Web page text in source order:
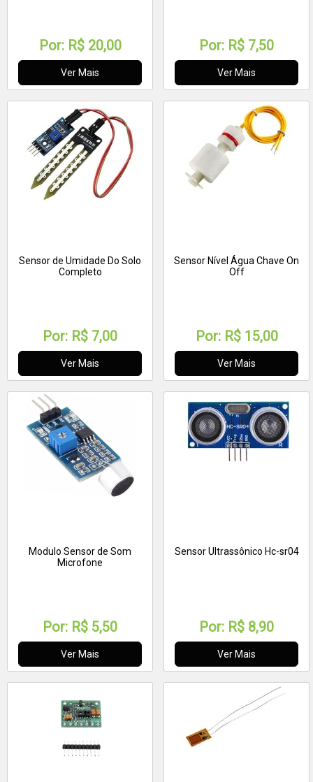
Por: R$ 20,00
Ver Mais
Por: R$ 7,50
Ver Mais
Sensor de Umidade Do Solo
Completo
Por: R$ 7,00
Ver Mais
Sensor Nível Água Chave On
Off
Por: R$ 15,00
Ver Mais
Modulo Sensor de Som
Microfone
Por: R$ 5,50
Ver Mais
Sensor Ultrassônico Hc-sr04
Por: R$ 8,90
Ver Mais